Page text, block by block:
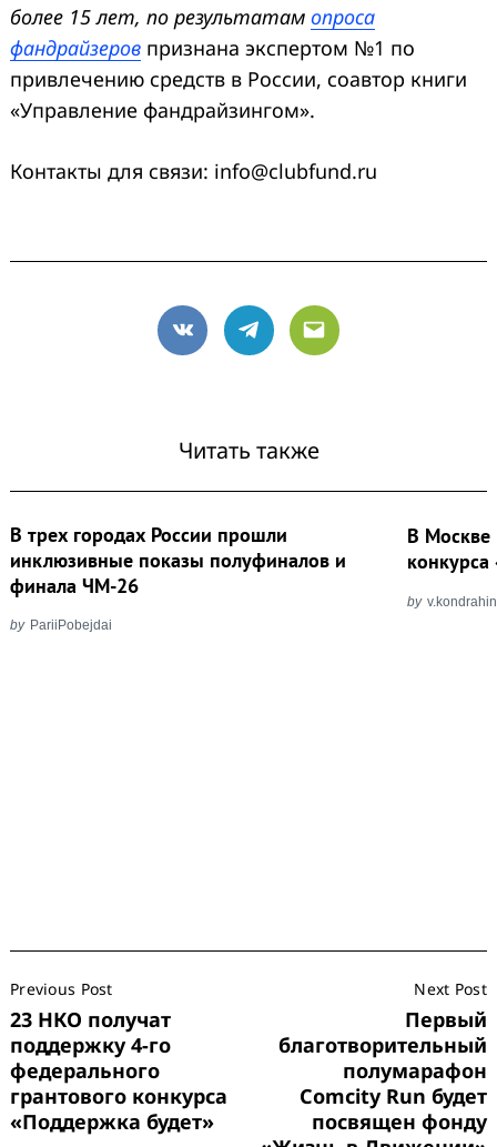
более 15 лет, по результатам опроса
фандрайзеров признана экспертом №1 по
привлечению средств в России, соавтор книги
«Управление фандрайзингом».
Контакты для связи: info@clubfund.ru
VK Telegram
Email
Читать также
В трех городах России прошли
инклюзивные показы полуфиналов и
финала ЧМ-26
by PariiPobejdai
В Москве
by
Navigation
Previous Post
23 НКО получат
поддержку 4-го
федерального
грантового конкурса
«Поддержка будет»
Next Post
Первый
благотворительный
полумарафон
Comcity Run будет
посвящен фонду